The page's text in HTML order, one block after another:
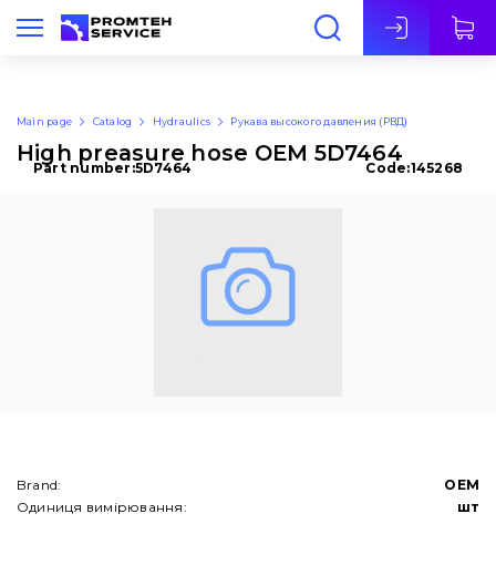
Eng
Main page Catalog Hydraulics Рукава высокого давления (РВД)
High preasure hose OEM 5D7464
Part number:5D7464 Code:145268
Brand:
OEM
Одиниця вимірювання:
шт